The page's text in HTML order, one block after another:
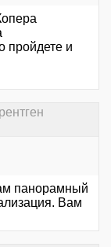
пройдете и
панорамный
Вам